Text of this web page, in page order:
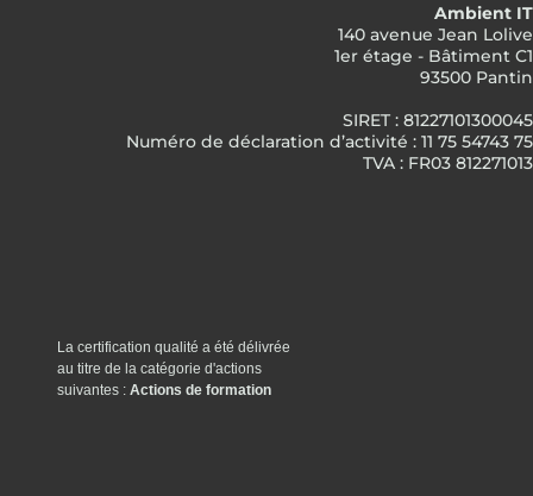
Ambient IT
140 avenue Jean Lolive
1er étage - Bâtiment C1
93500 Pantin
SIRET : 81227101300045
Numéro de déclaration d’activité : 11 75 54743 75
TVA : FR03 812271013
La certification qualité a été délivrée
au titre de la catégorie d'actions
suivantes : Actions de formation